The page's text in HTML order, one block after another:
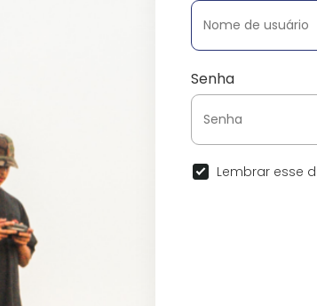
Senha
Lembrar esse